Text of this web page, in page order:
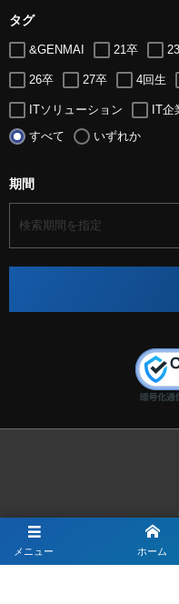
メニュー ホーム
タグ
&GENMAI 21卒
26卒 27卒 4回生
ITソリューション IT企
LUGZ ENTERTAINMENT
アナウンサー
オンライン
キーエンス流性弱説経営
セレク
ナカシマプロペラ ナカ
ノートルダム ノートル
すべて いずれか
期間
岡山市北区
Y&I